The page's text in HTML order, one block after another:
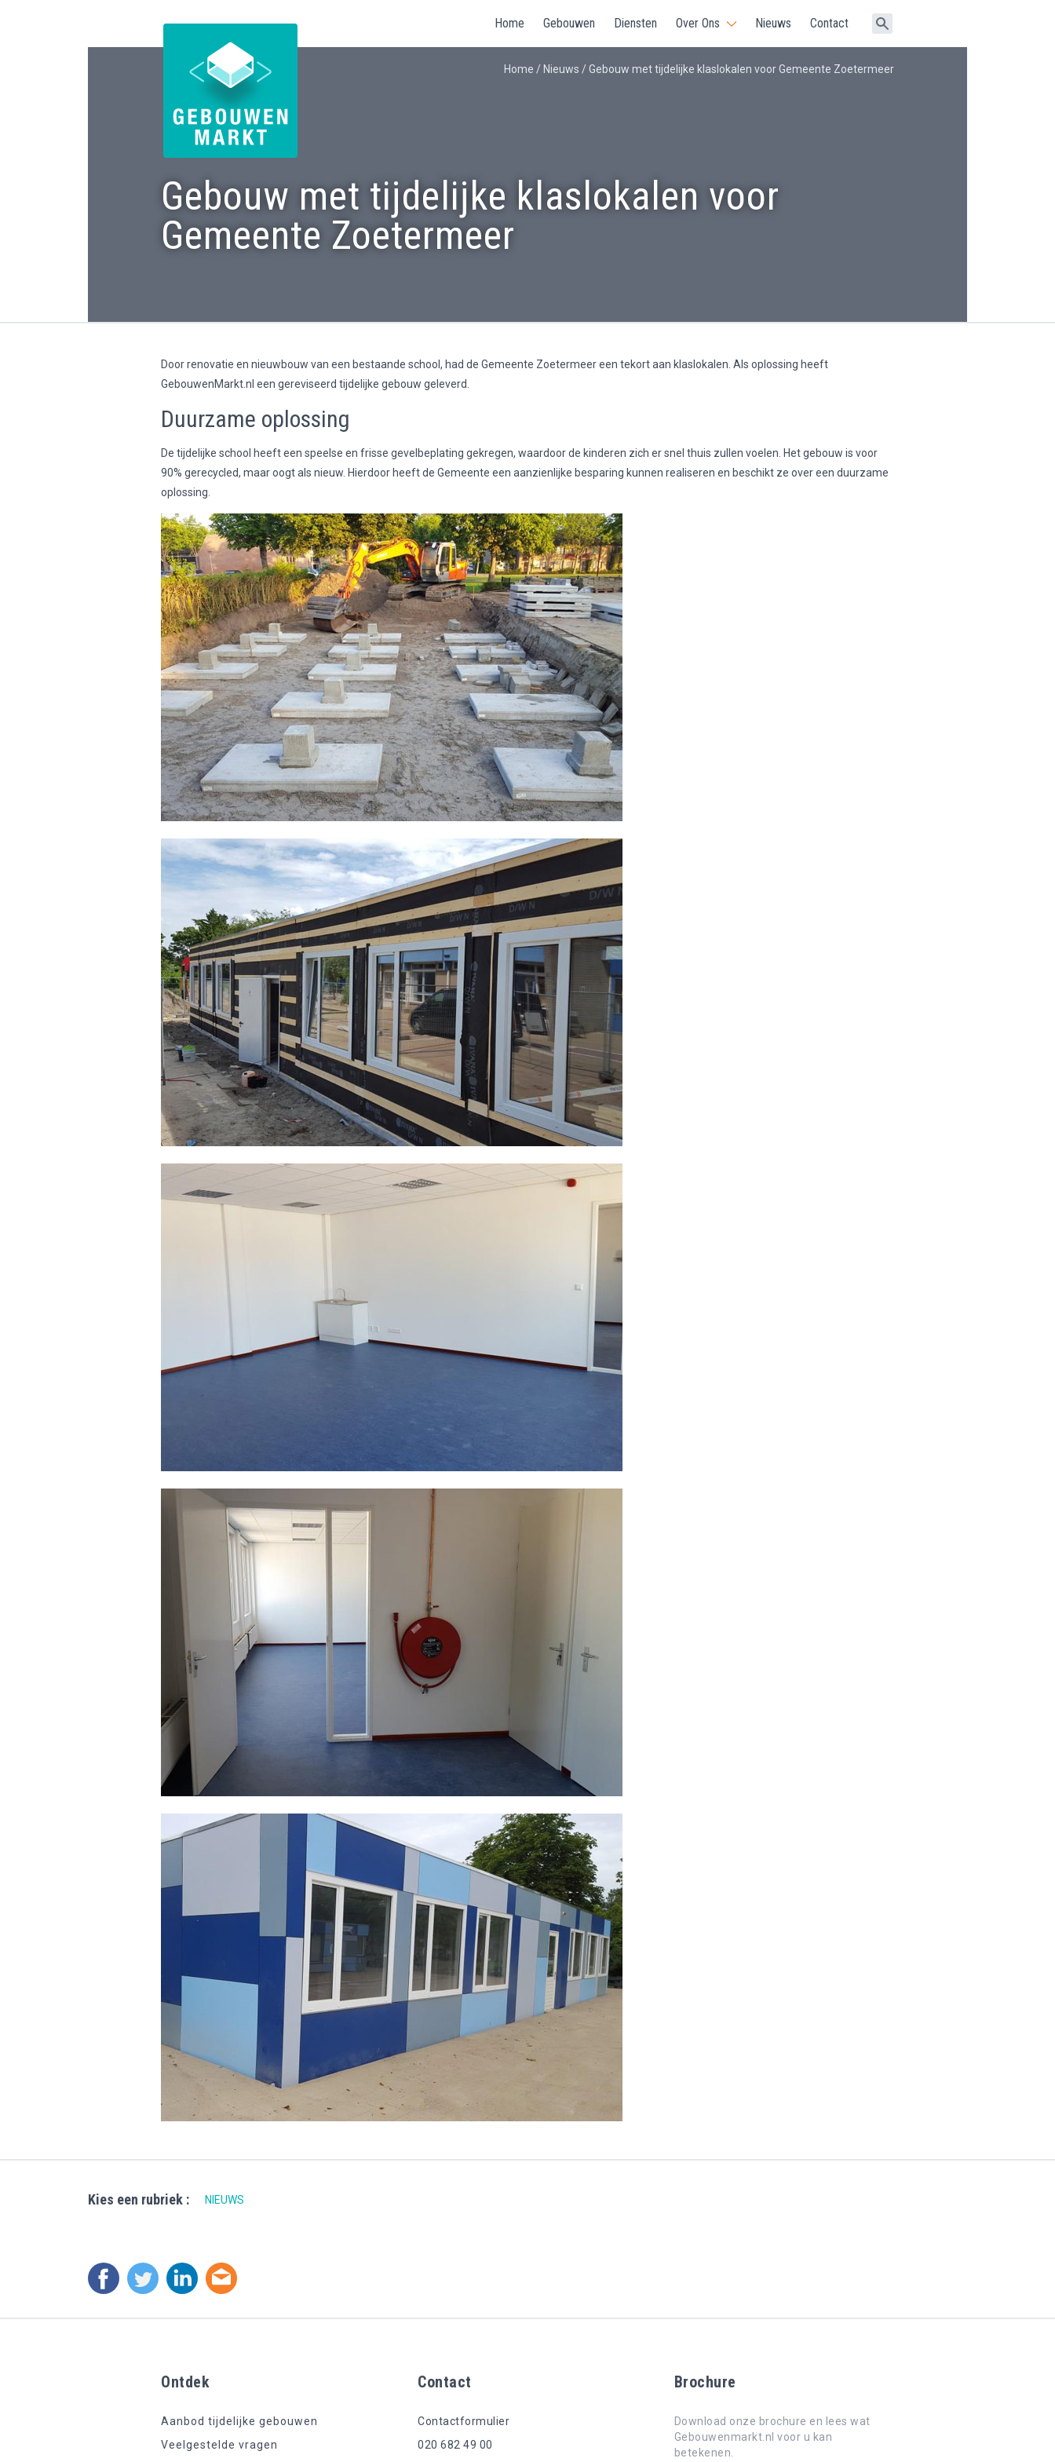
Home Gebouwen Diensten Over Ons Nieuws Contact
Home / Nieuws / Gebouw met tijdelijke klaslokalen voor Gemeente Zoetermeer
Gebouw met tijdelijke klaslokalen voor
Gemeente Zoetermeer
Door renovatie en nieuwbouw van een bestaande school, had de Gemeente Zoetermeer een tekort aan klaslokalen. Als oplossing heeft
GebouwenMarkt.nl een gereviseerd tijdelijke gebouw geleverd.
Duurzame oplossing
De tijdelijke school heeft een speelse en frisse gevelbeplating gekregen, waardoor de kinderen zich er snel thuis zullen voelen. Het gebouw is voor
90% gerecycled, maar oogt als nieuw. Hierdoor heeft de Gemeente een aanzienlijke besparing kunnen realiseren en beschikt ze over een duurzame
oplossing.
Kies een rubriek : NIEUWS
Ontdek
Aanbod tijdelijke gebouwen
Veelgestelde vragen
Contact
Contactformulier
020 682 49 00
Brochure
Download onze brochure en lees wat
Gebouwenmarkt.nl voor u kan
betekenen.